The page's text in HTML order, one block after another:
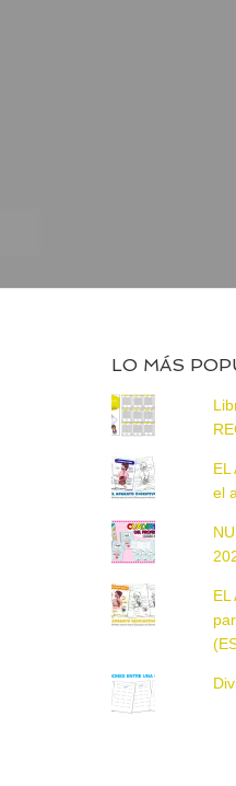
LO MÁS
EL
el
EL